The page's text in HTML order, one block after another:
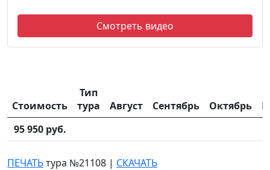
Смотреть видео
Стоимость
Тип
тура
Август Сентябрь Октябрь
95 950 руб.
ПЕЧАТЬтура №21108 | СКАЧАТЬ